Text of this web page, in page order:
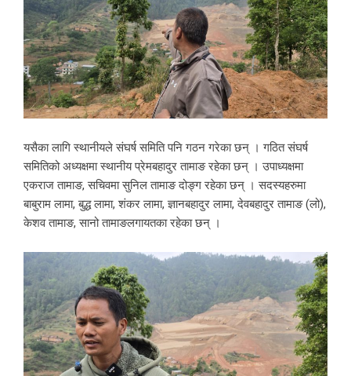
यसैका लागि स्थानीयले संघर्ष समिति पनि गठन गरेका छन् । गठित संघर्ष
समितिको अध्यक्षमा स्थानीय प्रेमबहादुर तामाङ रहेका छन् । उपाध्यक्षमा
एकराज तामाङ, सचिवमा सुनिल तामाङ दोङ्ग रहेका छन् । सदस्यहरुमा
बाबुराम लामा, बुद्ध लामा, शंकर लामा, ज्ञानबहादुर लामा, देवबहादुर तामाङ (लो),
केशव तामाङ, सानो तामाङलगायतका रहेका छन् ।